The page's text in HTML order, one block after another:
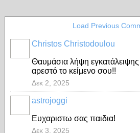
Load Previous
Christos Christodoulou
Θαυμάσια λήψη
αρεστό το κείμενο σου!!
Δεκ 2, 2025
astrojoggi
Ευχαριστω σας παιδια!
Δεκ 3, 2025